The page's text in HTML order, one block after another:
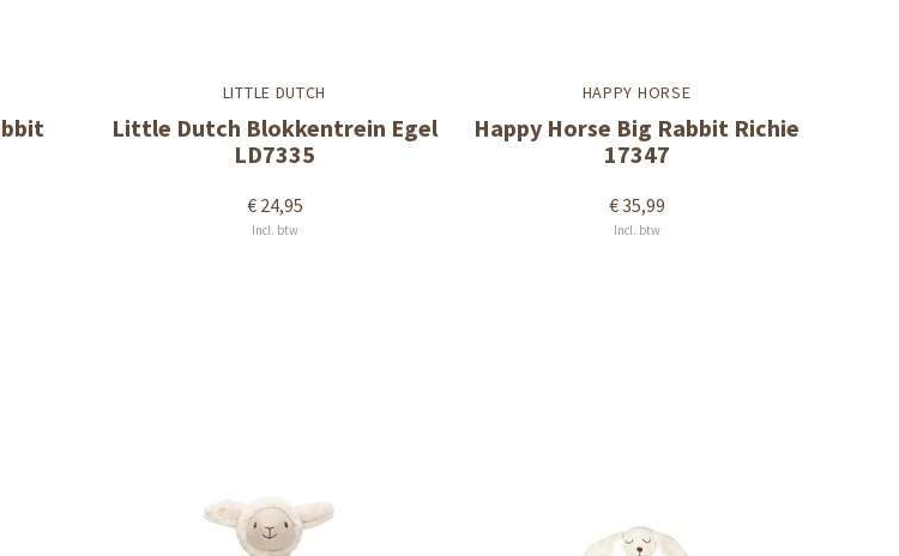
LITTLE DUTCH
Little Dutch Blokkentrein Egel
LD7335
€ 24,95
Incl. btw
HAPPY HORSE
Happy Horse Big Rabbit Richie
17347
€ 35,99
Incl. btw